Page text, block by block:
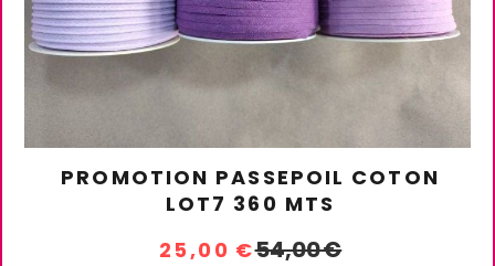
PROMOTION PASSEPOIL COTON
LOT7 360 MTS
25,00 €54,00€